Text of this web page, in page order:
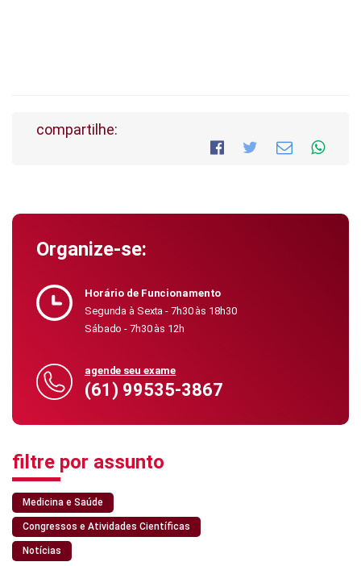
compartilhe:
Organize-se:
Horário de Funcionamento
Segunda à Sexta - 7h30 às 18h30
Sábado - 7h30 às 12h
agende seu exame
(61) 99535-3867
filtre por assunto
Medicina e Saúde
Congressos e Atividades Científicas
Notícias